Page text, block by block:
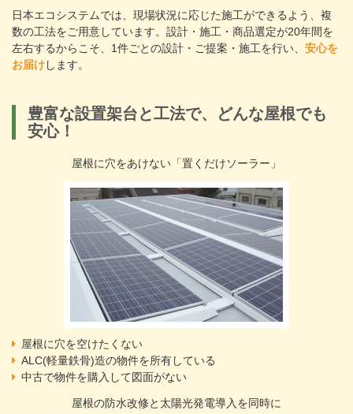
日本エコシステムでは、現場状況に応じた施工ができるよう、複
数の工法をご用意しています。設計・施工・商品選定が20年間を
左右するからこそ、1件ごとの設計・ご提案・施工を行い、 安心を
お届けします。
豊富な設置架台と工法で、どんな屋根でも
安心！
屋根に穴をあけない「置くだけソーラー」
屋根に穴を空けたくない
ALC(軽量鉄骨)造の物件を所有している
中古で物件を購入して図面がない
屋根の防水改修と太陽光発電導入を同時に